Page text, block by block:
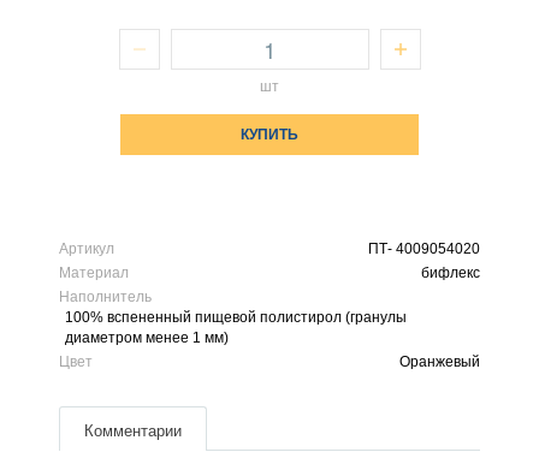
шт
КУПИТЬ
Артикул
ПТ- 4009054020
Материал
бифлекс
Наполнитель
100% вспененный пищевой полистирол (гранулы
диаметром менее 1 мм)
Цвет
Оранжевый
Комментарии